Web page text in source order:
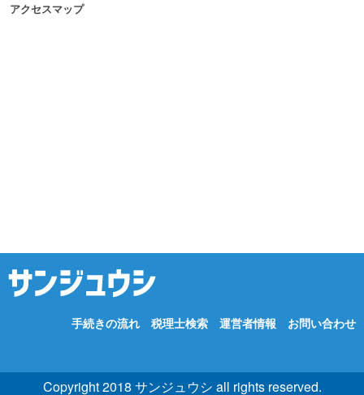
アクセスマップ
手続きの流れ 税理士検索 運営者情報 お問い合わせ
Copyright 2018 サンジュウシ all rights reserved.